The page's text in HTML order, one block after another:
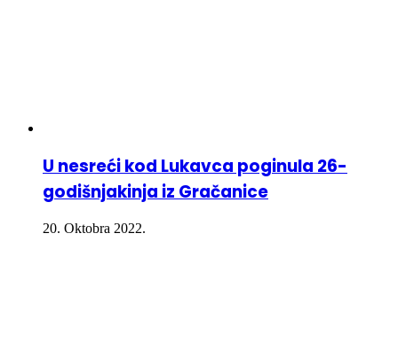
U nesreći kod Lukavca poginula 26-
godišnjakinja iz Gračanice
20. Oktobra 2022.